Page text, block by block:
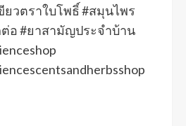
ยวตราใบโพธิ์ #สมุนไพร
อ #ยาสามัญประจำบ้าน